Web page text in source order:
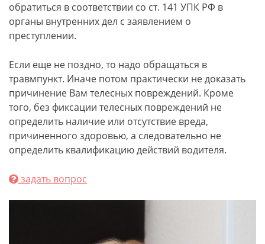
обратиться в соответствии со ст. 141 УПК РФ в
органы внутренних дел с заявлением о
преступлении.
Если еще не поздно, то надо обращаться в
травмпункт. Иначе потом практически не доказать
причинение Вам телесных повреждений. Кроме
того, без фиксации телесных повреждений не
определить наличие или отсутствие вреда,
причиненного здоровью, а следовательно не
определить квалификацию действий водителя.
задать вопрос